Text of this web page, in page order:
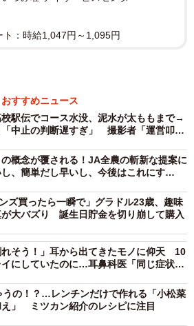
ト：時給1,047円～1,095円
おすすめニュース
校駅伝でコース水没、泥水が太ももまで→
「中止の判断遅すぎ」 撮影者「運営叩き
概念が覆される！JA全農の斬新な提案に
し、簡単だし早いし、今後はこれにす
ズ買ったら一瞬で」グラドル23歳、趣味
大バズり 誕生日貯金を切り崩して購入
れそう！」耳から出てきたモノに仰天 10
にしていたのに…耳鼻科医「同じ症状の
うの！？…レンチンだけで作れる「小松菜
え」 ミツカン紹介のレシピに注目